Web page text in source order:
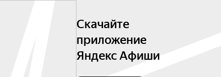
Скачайте
приложение
Яндекс Афиши